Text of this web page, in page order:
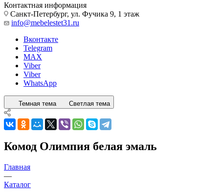
Контактная информация
Санкт-Петербург, ул. Фучика 9, 1 этаж
info@mebelestet31.ru
Вконтакте
Telegram
MAX
Viber
Viber
WhatsApp
Темная тема Светлая тема
Комод Олимпия белая эмаль
Главная
—
Каталог